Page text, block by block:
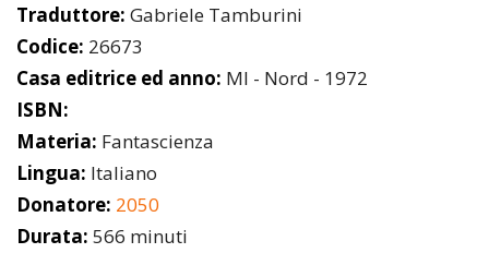
Traduttore: Gabriele Tamburini
Codice: 26673
Casa editrice ed anno: MI - Nord - 1972
ISBN:
Materia: Fantascienza
Lingua: Italiano
Donatore: 2050
Durata: 566 minuti